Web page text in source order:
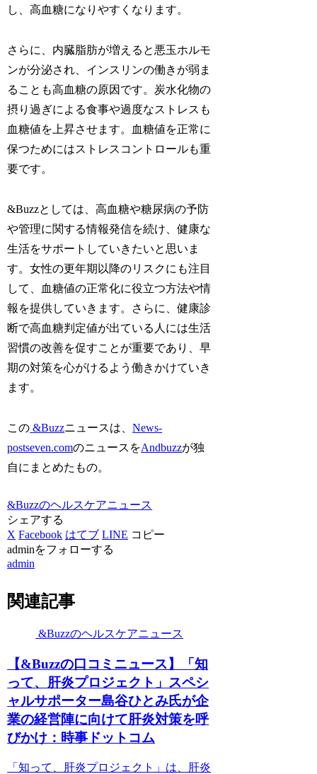
し、高血糖になりやすくなります。
さらに、内臓脂肪が増えると悪玉ホルモ
ンが分泌され、インスリンの働きが弱ま
ることも高血糖の原因です。炭水化物の
摂り過ぎによる食事や過度なストレスも
血糖値を上昇させます。血糖値を正常に
保つためにはストレスコントロールも重
要です。
&Buzzとしては、高血糖や糖尿病の予防
や管理に関する情報発信を続け、健康な
生活をサポートしていきたいと思いま
す。女性の更年期以降のリスクにも注目
して、血糖値の正常化に役立つ方法や情
報を提供していきます。さらに、健康診
断で高血糖判定値が出ている人には生活
習慣の改善を促すことが重要であり、早
期の対策を心がけるよう働きかけていき
ます。
この &Buzzニュースは、News-
postseven.comのニュースをAndbuzzが独
自にまとめたもの。
&Buzzのヘルスケアニュース
シェアする
X Facebook はてブ LINE コピー
adminをフォローする
admin
関連記事
&Buzzのヘルスケアニュース
【&Buzzの口コミニュース】「知
って、肝炎プロジェクト」スペシ
ャルサポーター島谷ひとみ氏が企
業の経営陣に向けて肝炎対策を呼
びかけ：時事ドットコム
「知って、肝炎プロジェクト」は、肝炎